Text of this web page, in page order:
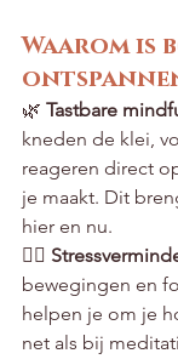
Waarom is
🌿 Tastbare
kneden de klei,
reageren direct
je maakt. Dit
hier en nu.
🧘‍♀️
bewegingen en
helpen je om je
net als bij